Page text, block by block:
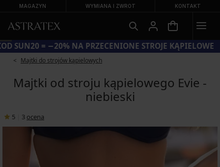
MAGAZYN WYMIANA I ZWROT KONTAKT
KOD SUN20 = −20% NA PRZECENIONE STROJE KĄPIELOWE
Majtki do strojów kąpielowych
Majtki od stroju kąpielowego Evie -
niebieski
5 3 ocena